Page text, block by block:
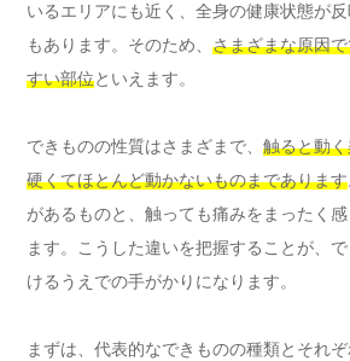
いるエリアにも近く、全身の健康状態が
もあります。そのため、 さまざまな原因
すい部位といえます。
できものの性質はさまざまで、 触ると動
硬くてほとんど動かないものまであります
があるものと、触っても痛みをまったく
ます。こうした違いを把握することが、
けるうえでの手がかりになります。
まずは、代表的なできものの種類とそれ